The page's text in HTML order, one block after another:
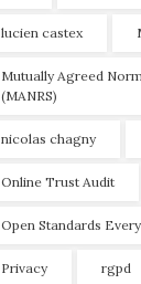
lucien castex
Mutually Agreed
(MANRS)
nicolas chagny
Online Trust Audit
Open Standards
Privacy rgpd